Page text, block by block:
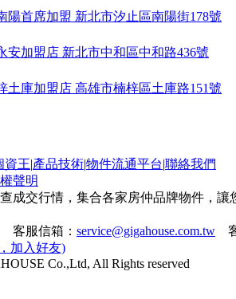
陽首席加盟 新北市汐止區南陽街178號
安加盟店 新北市中和區中和路436號
土庫加盟店 高雄市楠梓區土庫路151號
加盟店 屏東縣屏東市瑞光路二段39號
加盟店 台南市北區公園南路63號
澄清加盟店 高雄市三民區義華路137號
加盟店 桃園市中壢區龍岡路二段359號
加盟店 台中市北屯區松竹路三段300號
資王|產品技術|物件流通平台|聯絡我們
聲明
成交行情，集合各家房仲品牌物件，
客服信箱： service@gigahouse.com.tw
加入好友)
Co.,Ltd, All Rights reserved